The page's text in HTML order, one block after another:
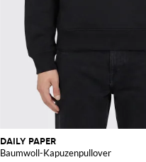
DAILY PAPER
Baumwoll-Kapuzenpullover